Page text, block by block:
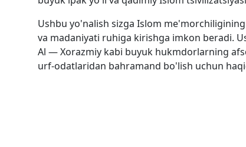
Ushbu yo'nalish sizga Islom
va madaniyati ruhiga kirishga imkon beradi.
Al — Xorazmiy kabi buyuk hukmdorlarning
urf-odatlaridan bahramand bo'lish uchun